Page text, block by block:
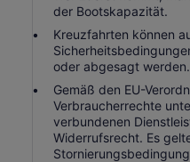
der Bootskapazität.
Kreuzfahrten können
oder abgesagt werden.
Gemäß den EU-
Verbraucherrechte
verbundenen
Widerrufsrecht. Es